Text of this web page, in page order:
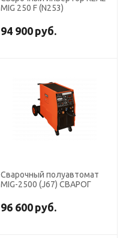
MIG 250 F (N253)
94 900 руб.
Сварочный полуавтомат
MIG-2500 (J67) СВАРОГ
96 600 руб.